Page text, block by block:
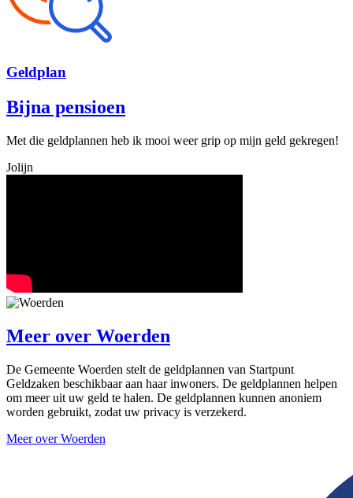
Geldplan
Bijna pensioen
Met die geldplannen heb ik mooi weer grip op mijn geld gekregen!
Jolijn
Meer over Woerden
De Gemeente Woerden stelt de geldplannen van Startpunt
Geldzaken beschikbaar aan haar inwoners. De geldplannen helpen
om meer uit uw geld te halen. De geldplannen kunnen anoniem
worden gebruikt, zodat uw privacy is verzekerd.
Meer over Woerden